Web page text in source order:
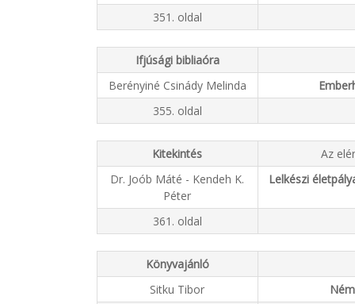
351. oldal
Ifjúsági bibliaóra
Berényiné Csinády Melinda
355. oldal
Kitekintés
Az
Dr. Joób Máté - Kendeh K.
Péter
Lelkészi
361. oldal
Könyvajánló
Sitku Tibor